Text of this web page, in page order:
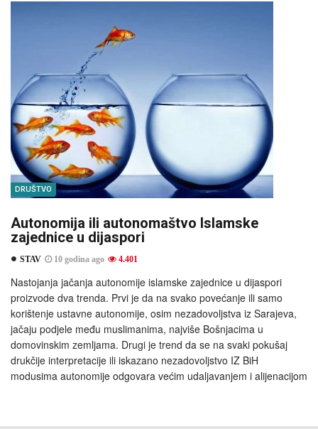
DRUŠTVO
Autonomija ili autonomaštvo Islamske
zajednice u dijaspori
STAV 10 godina ago 4.401
Nastojanja jačanja autonomije islamske zajednice u dijaspori
proizvode dva trenda. Prvi je da na svako povećanje ili samo
korištenje ustavne autonomije, osim nezadovoljstva iz Sarajeva,
jačaju podjele među muslimanima, najviše Bošnjacima u
domovinskim zemljama. Drugi je trend da se na svaki pokušaj
drukčije interpretacije ili iskazano nezadovoljstvo IZ BiH
modusima autonomije odgovara većim udaljavanjem i alijenacijom